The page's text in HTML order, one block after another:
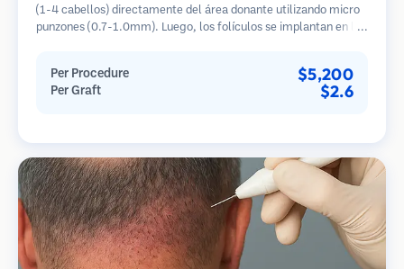
(1-4 cabellos) directamente del área donante utilizando micro
punzones (0.7-1.0mm). Luego, los folículos se implantan en las
en comparación con los métodos de extracción de tiras.
Per Procedure $5,200
Per Graft $2.6